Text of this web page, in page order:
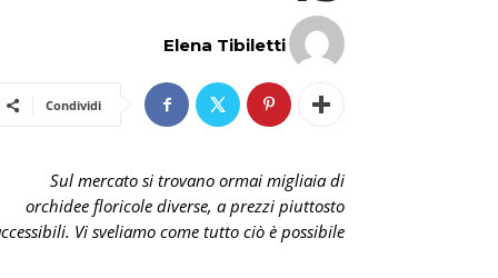
Elena Tibiletti
Condividi
Sul mercato si trovano ormai migliaia di
orchidee floricole diverse, a prezzi piuttosto
Vi sveliamo come tutto ciò è possibile